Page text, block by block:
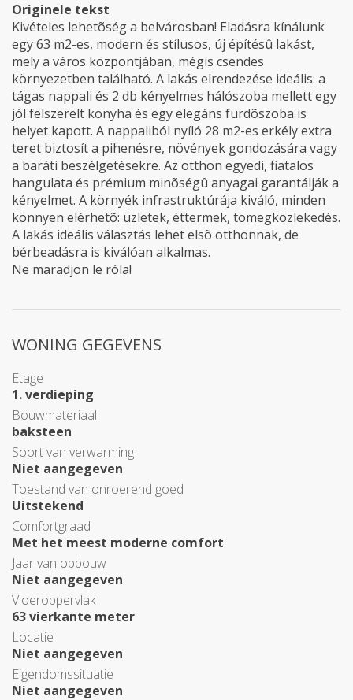
Originele tekst
Kivételes lehetõség a belvárosban! Eladásra kínálunk
egy 63 m2-es, modern és stílusos, új építésû lakást,
mely a város központjában, mégis csendes
környezetben található. A lakás elrendezése ideális: a
tágas nappali és 2 db kényelmes hálószoba mellett egy
jól felszerelt konyha és egy elegáns fürdõszoba is
helyet kapott. A nappaliból nyíló 28 m2-es erkély extra
teret biztosít a pihenésre, növények gondozására vagy
a baráti beszélgetésekre. Az otthon egyedi, fiatalos
hangulata és prémium minõségû anyagai garantálják a
kényelmet. A környék infrastruktúrája kiváló, minden
könnyen elérhetõ: üzletek, éttermek, tömegközlekedés.
A lakás ideális választás lehet elsõ otthonnak, de
bérbeadásra is kiválóan alkalmas.
Ne maradjon le róla!
WONING GEGEVENS
Etage
1. verdieping
Bouwmateriaal
baksteen
Soort van verwarming
Niet aangegeven
Toestand van onroerend goed
Uitstekend
Comfortgraad
Met het meest moderne comfort
Jaar van opbouw
Niet aangegeven
Vloeroppervlak
63 vierkante meter
Locatie
Niet aangegeven
Eigendomssituatie
Niet aangegeven